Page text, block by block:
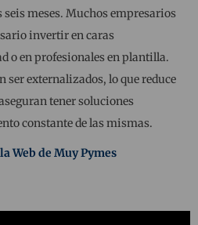
seis meses. Muchos empresarios
invertir en caras
o en profesionales en plantilla.
ser externalizados, lo que reduce
tener soluciones
constante de las mismas.
Web de Muy Pymes